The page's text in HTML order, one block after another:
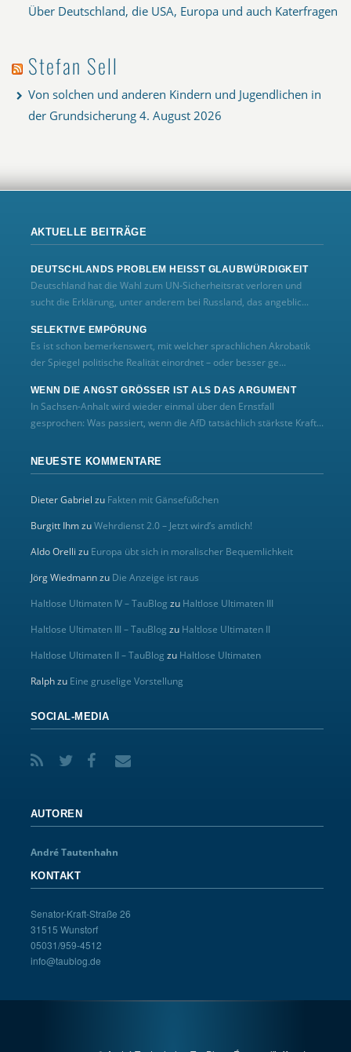
Über Deutschland, die USA, Europa und auch Katerfragen
Stefan Sell
Von solchen und anderen Kindern und Jugendlichen in
der Grundsicherung 4. August 2026
AKTUELLE BEITRÄGE
DEUTSCHLANDS PROBLEM HEISST GLAUBWÜRDIGKEIT
Deutschland hat die Wahl zum UN‑Sicherheitsrat verloren und
sucht die Erklärung, unter anderem bei Russland, das angeblic...
SELEKTIVE EMPÖRUNG
Es ist schon bemerkenswert, mit welcher sprachlichen Akrobatik
der Spiegel politische Realität einordnet – oder besser ge...
WENN DIE ANGST GRÖSSER IST ALS DAS ARGUMENT
In Sachsen-Anhalt wird wieder einmal über den Ernstfall
gesprochen: Was passiert, wenn die AfD tatsächlich stärkste Kraft...
NEUESTE KOMMENTARE
Dieter Gabriel zu Fakten mit Gänsefüßchen
Burgitt IhmzuWehrdienst 2.0 – Jetzt wird’s amtlich!
Aldo Orelli zu Europa übt sich in moralischer Bequemlichkeit
Jörg Wiedmannzu Die Anzeige ist raus
Haltlose Ultimaten IV – TauBlog zu Haltlose Ultimaten III
Haltlose Ultimaten III – TauBlog zu Haltlose Ultimaten II
Haltlose Ultimaten II – TauBlog zu Haltlose Ultimaten
Ralphzu Eine gruselige Vorstellung
SOCIAL-MEDIA
AUTOREN
André Tautenhahn
KONTAKT
Senator-Kraft-Straße 26
31515 Wunstorf
05031/959-4512
info@taublog.de